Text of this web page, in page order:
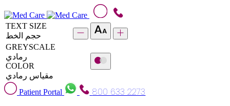
TEXT SIZE
حجم الخط
GREYSCALE
رمادي
COLOR
مقياس رمادي
Patient Portal
800 633 2273